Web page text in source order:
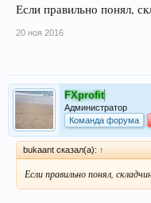
Если правильно понял,
20 ноя 2016
FXprofit
Администратор
Команда форума
bukaant сказал(а): ↑
Если правильно понял,